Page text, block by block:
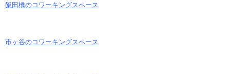
飯田橋のコワーキングスペース
市ヶ谷のコワーキングスペース